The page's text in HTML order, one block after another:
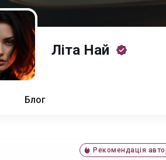
Літа Най
Блог
Рекомендація